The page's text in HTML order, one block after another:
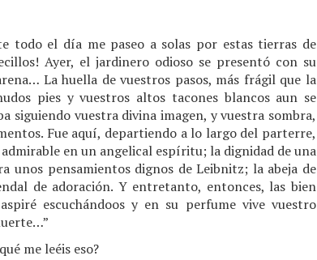
todo el día me paseo a solas por estas tierras de
Ayer, el jardinero odioso se presentó con su
La huella de vuestros pasos, más frágil que la
pies y vuestros altos tacones blancos aun se
siguiendo vuestra divina imagen, y vuestra sombra,
Fue aquí, departiendo a lo largo del parterre,
en un angelical espíritu; la dignidad de una
pensamientos dignos de Leibnitz; la abeja de
de adoración. Y entretanto, entonces, las bien
escuchándoos y en su perfume vive vuestro
me leéis eso?